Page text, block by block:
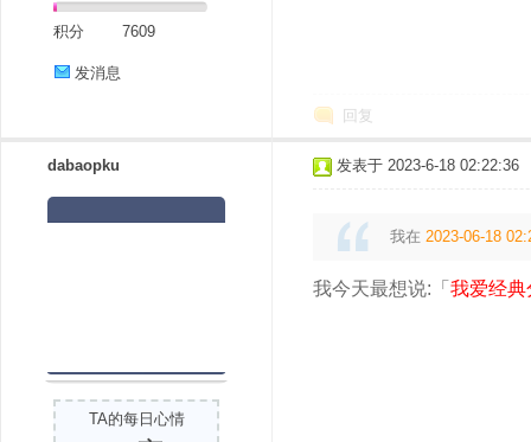
积分 7609
发消息
回复
dabaopku
TA的每日心情
发表于 2023-6-18 02:22:36
我在 2023-06-18
我今天最想说:「 我爱经典